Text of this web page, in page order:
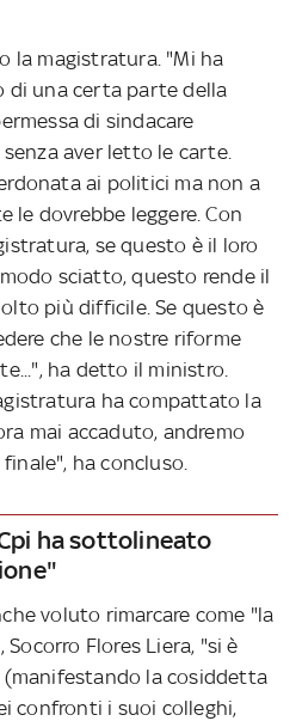
la magistratura. "Mi ha
di una certa parte della
di sindacare
aver letto le carte.
ai politici ma non a
le dovrebbe leggere. Con
se questo è il loro
sciatto, questo rende il
più difficile. Se questo è
che le nostre riforme
ha detto il ministro.
ha compattato la
mai accaduto, andremo
ha concluso.
ha sottolineato
voluto rimarcare come "la
Flores Liera, "si è
(manifestando la cosiddetta
confronti i suoi colleghi,